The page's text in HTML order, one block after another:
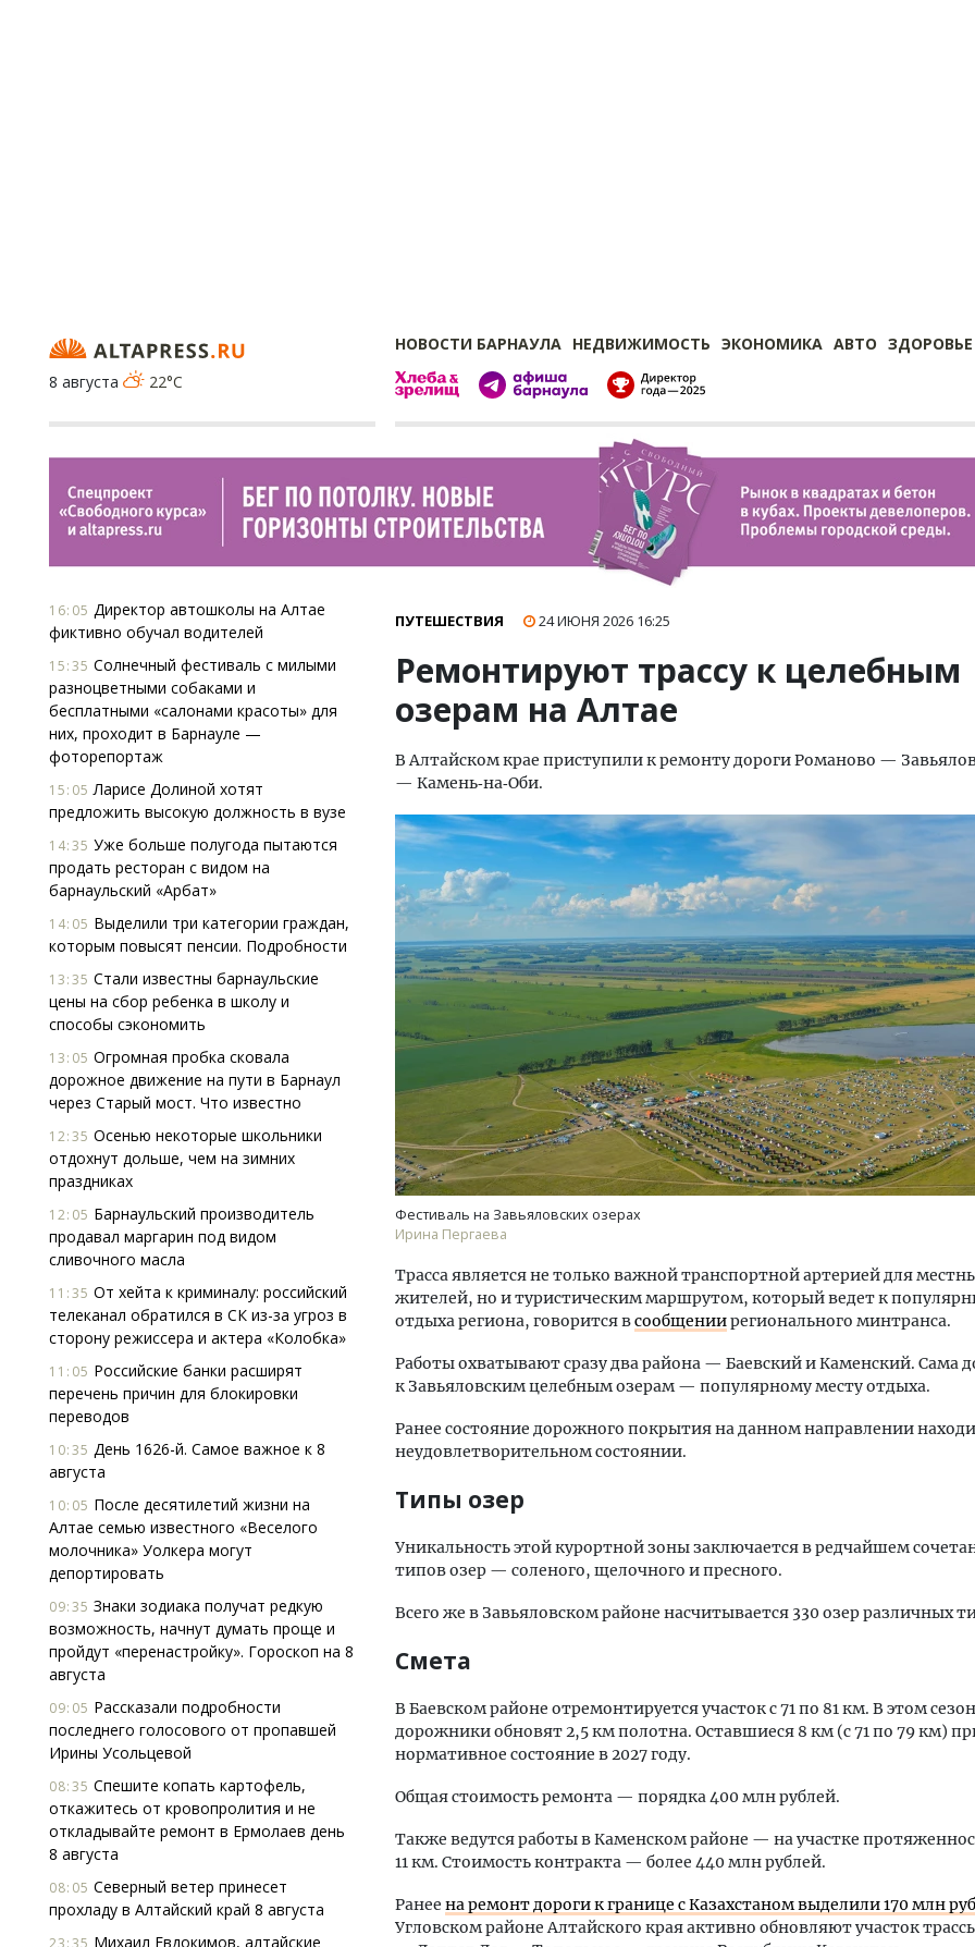
НОВОСТИ БАРНАУЛА НЕДВИЖИМОСТЬ ЭКОНОМИКА АВТО ЗДОРОВЬЕ
8 августа
22°C
16:05 Директор автошколы на Алтае
фиктивно обучал водителей
15:35 Солнечный фестиваль с милыми
разноцветными собаками и
бесплатными «салонами красоты» для
них, проходит в Барнауле —
фоторепортаж
15:05 Ларисе Долиной хотят
предложить высокую должность в вузе
14:35 Уже больше полугода пытаются
продать ресторан с видом на
барнаульский «Арбат»
14:05 Выделили три категории граждан,
которым повысят пенсии. Подробности
13:35 Стали известны барнаульские
цены на сбор ребенка в школу и
способы сэкономить
13:05 Огромная пробка сковала
дорожное движение на пути в Барнаул
через Старый мост. Что известно
12:35 Осенью некоторые школьники
отдохнут дольше, чем на зимних
праздниках
12:05 Барнаульский производитель
продавал маргарин под видом
сливочного масла
11:35 От хейта к криминалу: российский
телеканал обратился в СК из-за угроз в
сторону режиссера и актера «Колобка»
11:05 Российские банки расширят
перечень причин для блокировки
переводов
10:35 День 1626-й. Самое важное к 8
августа
10:05 После десятилетий жизни на
Алтае семью известного «Веселого
молочника» Уолкера могут
депортировать
09:35 Знаки зодиака получат редкую
возможность, начнут думать проще и
пройдут «перенастройку». Гороскоп на 8
августа
09:05 Рассказали подробности
последнего голосового от пропавшей
Ирины Усольцевой
08:35 Спешите копать картофель,
откажитесь от кровопролития и не
откладывайте ремонт в Ермолаев день
8 августа
08:05 Северный ветер принесет
прохладу в Алтайский край 8 августа
23:35 Михаил Евдокимов, алтайские
ПУТЕШЕСТВИЯ 24 ИЮНЯ 2026 16:25
Ремонтируют трассу к целебным
озерам на Алтае
В Алтайском крае приступили к ремонту дороги Романово —
— Камень‑на‑Оби.
Фестиваль на Завьяловских озерах
Ирина Пергаева
Трасса является не только важной транспортной артерией для
жителей, но и туристическим маршрутом, который ведет к
отдыха региона, говорится всообщениирегионального минтранса.
Работы охватывают сразу два района — Баевский и Каменский. Сама
к Завьяловским целебным озерам — популярному месту отдыха.
Ранее состояние дорожного покрытия на данном направлении
неудовлетворительном состоянии.
Типы озер
Уникальность этой курортной зоны заключается в редчайшем
типов озер — соленого, щелочного и пресного.
Всего же в Завьяловском районе насчитывается 330 озер различных
Смета
В Баевском районе отремонтируется участок с 71 по 81 км. В этом
дорожники обновят 2,5 км полотна. Оставшиеся 8 км (с 71 по 79 км)
нормативное состояние в 2027 году.
Общая стоимость ремонта — порядка 400 млн рублей.
Также ведутся работы в Каменском районе — на участке
11 км. Стоимость контракта — более 440 млн рублей.
Ранее на ремонт дороги к границе с Казахстаном выделили 170 млн
Угловском районе Алтайского края активно обновляют участок
Архитектурный код начинается с
земли. Мощение крупноформатными
стандартом благоустройства
Ищем новые берега.
«Жилищной
СТРОИТЕЛЬСТВО